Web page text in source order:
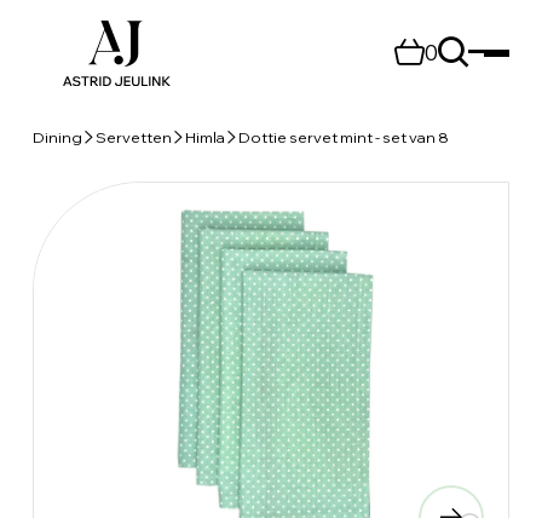
0
Dining Servetten Himla Dottie servet mint - set van 8